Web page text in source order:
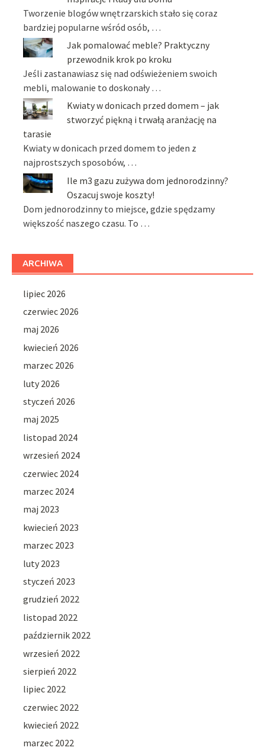
Tworzenie blogów wnętrzarskich stało się coraz
bardziej popularne wśród osób, …
Jak pomalować meble? Praktyczny
przewodnik krok po kroku
Jeśli zastanawiasz się nad odświeżeniem swoich
mebli, malowanie to doskonały …
Kwiaty w donicach przed domem – jak
stworzyć piękną i trwałą aranżację na
tarasie
Kwiaty w donicach przed domem to jeden z
najprostszych sposobów, …
Ile m3 gazu zużywa dom jednorodzinny?
Oszacuj swoje koszty!
Dom jednorodzinny to miejsce, gdzie spędzamy
większość naszego czasu. To …
ARCHIWA
lipiec 2026
czerwiec 2026
maj 2026
kwiecień 2026
marzec 2026
luty 2026
styczeń 2026
maj 2025
listopad 2024
wrzesień 2024
czerwiec 2024
marzec 2024
maj 2023
kwiecień 2023
marzec 2023
luty 2023
styczeń 2023
grudzień 2022
listopad 2022
październik 2022
wrzesień 2022
sierpień 2022
lipiec 2022
czerwiec 2022
kwiecień 2022
marzec 2022